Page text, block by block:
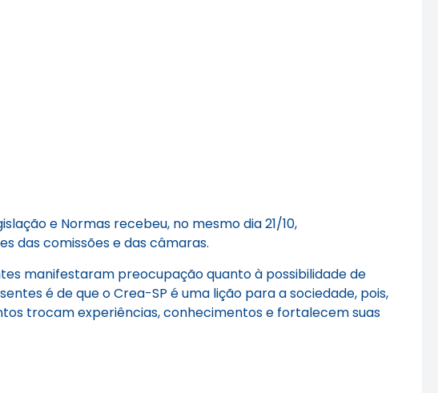
e Normas recebeu, no mesmo dia 21/10,
das comissões e das câmaras.
manifestaram preocupação quanto à possibilidade de
é de que o Crea-SP é uma lição para a sociedade, pois,
trocam experiências, conhecimentos e fortalecem suas